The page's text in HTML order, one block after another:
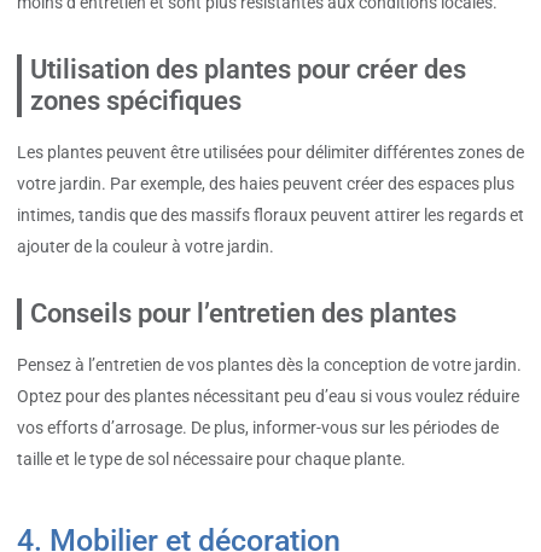
Utilisation des plantes pour créer des
zones spécifiques
Les plantes peuvent être utilisées pour délimiter différentes zones de
votre jardin. Par exemple, des haies peuvent créer des espaces plus
intimes, tandis que des massifs floraux peuvent attirer les regards et
ajouter de la couleur à votre jardin.
Conseils pour l’entretien des plantes
Pensez à l’entretien de vos plantes dès la conception de votre jardin.
Optez pour des plantes nécessitant peu d’eau si vous voulez réduire
vos efforts d’arrosage. De plus, informer-vous sur les périodes de
taille et le type de sol nécessaire pour chaque plante.
4. Mobilier et décoration